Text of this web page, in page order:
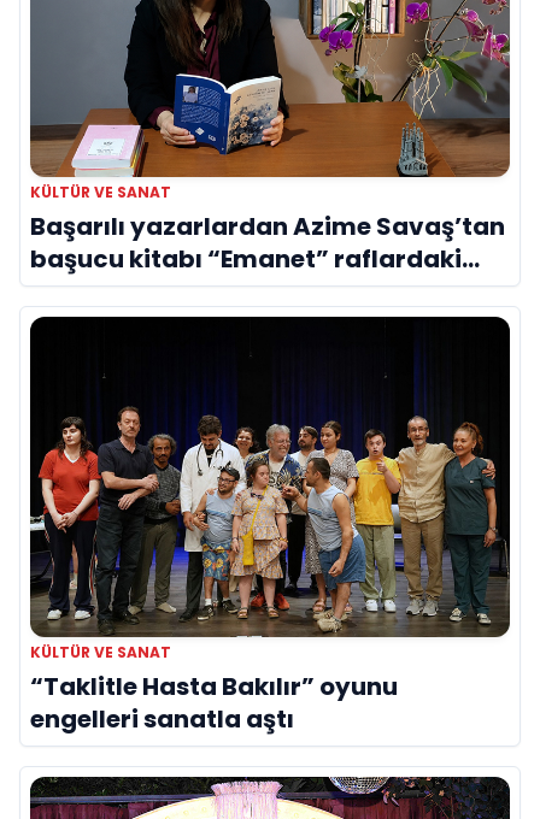
KÜLTÜR VE SANAT
Başarılı yazarlardan Azime Savaş’tan
başucu kitabı “Emanet” raflardaki
yerini aldı
KÜLTÜR VE SANAT
“Taklitle Hasta Bakılır” oyunu
engelleri sanatla aştı